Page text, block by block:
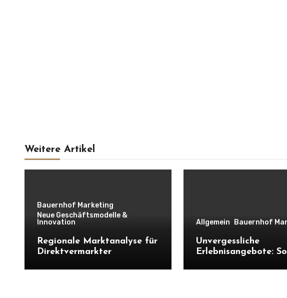
Weitere Artikel
Bauernhof Marketing
Neue Geschäftsmodelle &
Innovation
Regionale Marktanalyse für
Direktvermarkter
Allgemein Bauernhof
Unvergessliche
Erlebnisangebote: So
Erlebnisbauernhof